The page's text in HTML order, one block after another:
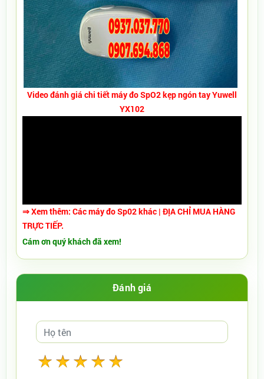
Video đánh giá chi tiết máy đo SpO2 kẹp ngón tay Yuwell
YX102
⇒ Xem thêm: Cácmáy đo Sp02 khác | ĐỊA CHỈ MUA HÀNG
TRỰC TIẾP.
Cám ơn quý khách đã xem!
Đánh giá